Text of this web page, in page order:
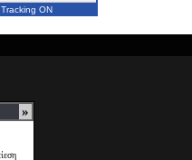
Tracking ON